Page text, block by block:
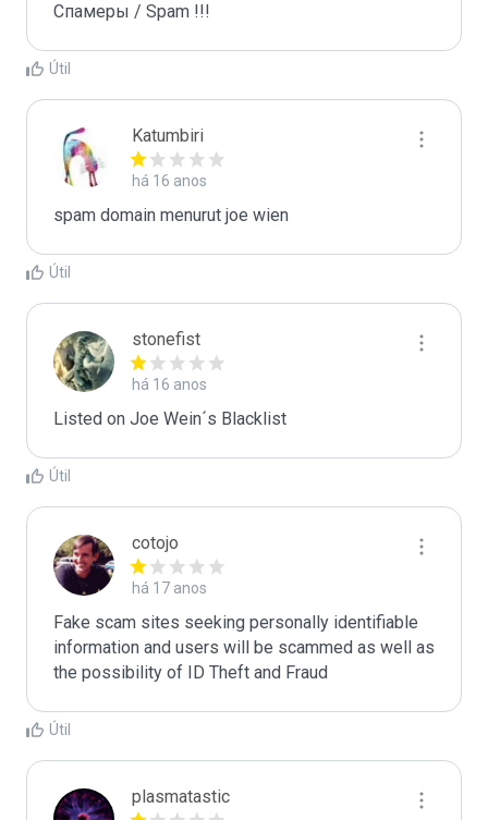
Спамеры / Spam !!!
Útil
Katumbiri
há 16 anos
spam domain menurut joe wien
Útil
stonefist
há 16 anos
Listed on Joe Wein´s Blacklist
Útil
cotojo
há 17 anos
Fake scam sites seeking personally identifiable
information and users will be scammed as well as
the possibility of ID Theft and Fraud
Útil
plasmatastic